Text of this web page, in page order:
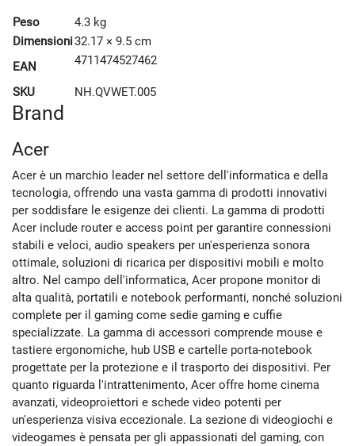
Peso
4.3 kg
Dimensioni32.17 × 9.5 cm
EAN
4711474527462
SKU NH.QVWET.005
Brand
Acer
Acer è un marchio leader nel settore dell'informatica e della
tecnologia, offrendo una vasta gamma di prodotti innovativi
per soddisfare le esigenze dei clienti. La gamma di prodotti
Acer include router e access point per garantire connessioni
stabili e veloci, audio speakers per un'esperienza sonora
ottimale, soluzioni di ricarica per dispositivi mobili e molto
altro. Nel campo dell'informatica, Acer propone monitor di
alta qualità, portatili e notebook performanti, nonché soluzioni
complete per il gaming come sedie gaming e cuffie
specializzate. La gamma di accessori comprende mouse e
tastiere ergonomiche, hub USB e cartelle porta-notebook
progettate per la protezione e il trasporto dei dispositivi. Per
quanto riguarda l'intrattenimento, Acer offre home cinema
avanzati, videoproiettori e schede video potenti per
un'esperienza visiva eccezionale. La sezione di videogiochi e
videogames è pensata per gli appassionati del gaming, con